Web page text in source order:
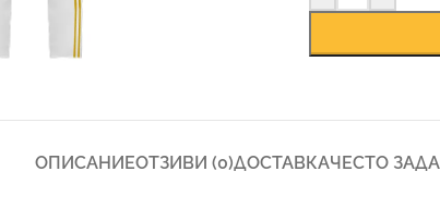
ОПИСАНИЕОТЗИВИ (0)ДОСТАВКАЧЕСТО